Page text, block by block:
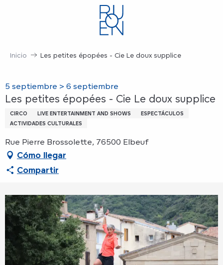
Inicio Les petites épopées - Cie Le doux supplice
5 septiembre > 6 septiembre
Les petites épopées - Cie Le doux supplice
CIRCO LIVE ENTERTAINMENT AND SHOWS
ESPECTÁCULOS
ACTIVIDADES CULTURALES
Rue Pierre Brossolette, 76500 Elbeuf
Cómo llegar
Compartir